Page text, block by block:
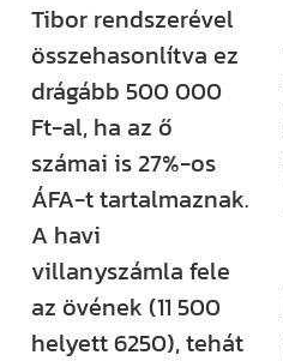
Tibor rendszerével
összehasonlítva ez
drágább 500 000
Ft-al, ha az ő
számai is 27%-os
ÁFA-t tartalmaznak.
A havi
villanyszámla fele
az övének (11 500
helyett 6250), tehát